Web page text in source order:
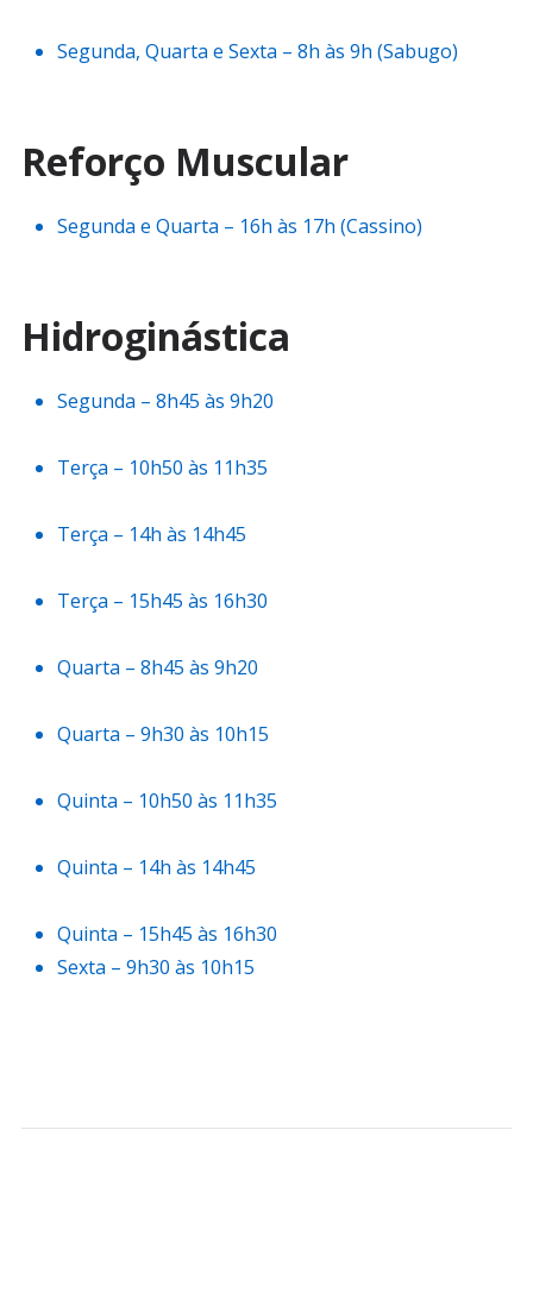
Segunda, Quarta e Sexta – 8h às 9h (Sabugo)
Reforço Muscular
Segunda e Quarta – 16h às 17h (Cassino)
Hidroginástica
Segunda – 8h45 às 9h20
Terça – 10h50 às 11h35
Terça – 14h às 14h45
Terça – 15h45 às 16h30
Quarta – 8h45 às 9h20
Quarta – 9h30 às 10h15
Quinta – 10h50 às 11h35
Quinta – 14h às 14h45
Quinta – 15h45 às 16h30
Sexta – 9h30 às 10h15